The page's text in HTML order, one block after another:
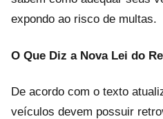
expondo ao risco de multas.
O Que Diz a Nova Lei do
De acordo com o texto
veículos devem possuir